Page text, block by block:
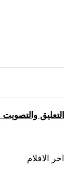
التعليق
اخر الافلام